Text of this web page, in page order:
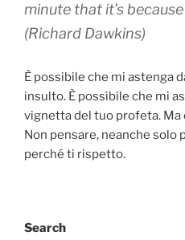
minute that it’s
(Richard Dawkins)
È possibile che mi astenga
insulto. È possibile che mi
vignetta del tuo profeta. Ma
Non pensare, neanche solo
perché ti rispetto.
Search